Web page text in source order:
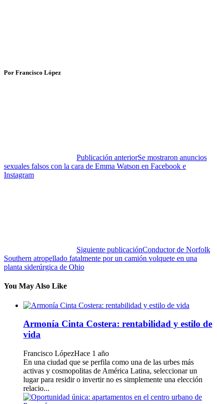
Por Francisco López
Publicación anteriorSe mostraron anuncios
sexuales falsos con la cara de Emma Watson en Facebook e
Instagram
Siguiente publicaciónConductor de Norfolk
Southern atropellado fatalmente por un camión volquete en una
planta siderúrgica de Ohio
You May Also Like
Armonía Cinta Costera: rentabilidad y estilo de
vida
Francisco LópezHace 1 año
En una ciudad que se perfila como una de las urbes más
activas y cosmopolitas de América Latina, seleccionar un
lugar para residir o invertir no es simplemente una elección
relacio...